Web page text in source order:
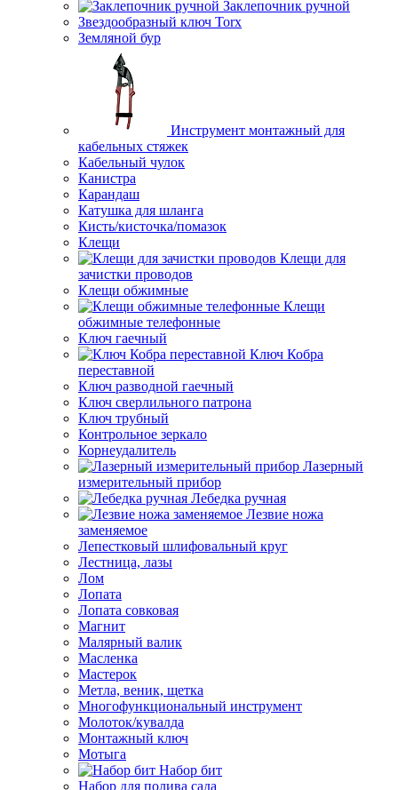
Заклепочник ручной
Звездообразный ключ Torx
Земляной бур
Инструмент монтажный для
кабельных стяжек
Кабельный чулок
Канистра
Карандаш
Катушка для шланга
Кисть/кисточка/помазок
Клещи
Клещи для
зачистки проводов
Клещи обжимные
Клещи
обжимные телефонные
Ключ гаечный
Ключ Кобра
переставной
Ключ разводной гаечный
Ключ сверлильного патрона
Ключ трубный
Контрольное зеркало
Корнеудалитель
Лазерный
измерительный прибор
Лебедка ручная
Лезвие ножа
заменяемое
Лепестковый шлифовальный круг
Лестница, лазы
Лом
Лопата
Лопата совковая
Магнит
Малярный валик
Масленка
Мастерок
Метла, веник, щетка
Многофункциональный инструмент
Молоток/кувалда
Монтажный ключ
Мотыга
Набор бит
Набор для полива сада